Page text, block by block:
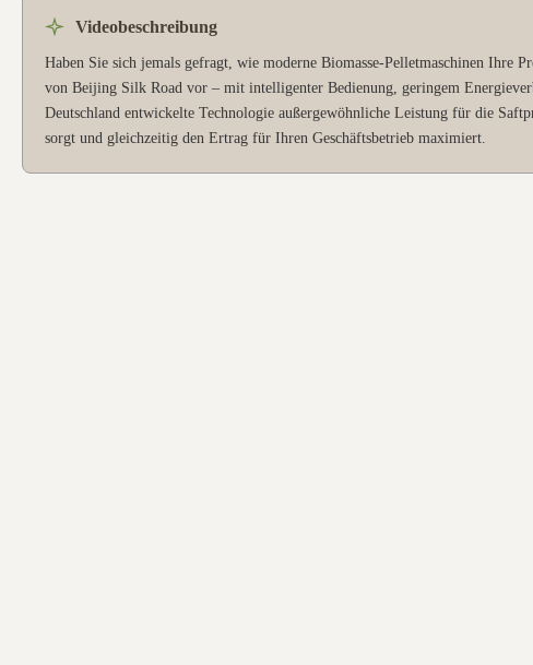
Videobeschreibung
Haben Sie sich jemals gefragt, wie moderne Biomasse-Pelletmaschinen Ihre
von Beijing Silk Road vor – mit intelligenter Bedienung, geringem
Deutschland entwickelte Technologie außergewöhnliche Leistung für die
sorgt und gleichzeitig den Ertrag für Ihren Geschäftsbetrieb maximiert.